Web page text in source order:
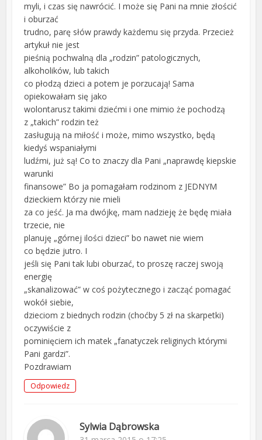
myli, i czas się nawrócić. I może się Pani na mnie złościć
i oburzać
trudno, parę słów prawdy każdemu się przyda. Przecież
artykuł nie jest
pieśnią pochwalną dla „rodzin” patologicznych,
alkoholików, lub takich
co płodzą dzieci a potem je porzucają! Sama
opiekowałam się jako
wolontarusz takimi dziećmi i one mimio że pochodzą
z „takich” rodzin też
zasługują na miłość i może, mimo wszystko, będą
kiedyś wspaniałymi
ludźmi, już są! Co to znaczy dla Pani „naprawdę kiepskie
warunki
finansowe” Bo ja pomagałam rodzinom z JEDNYM
dzieckiem którzy nie mieli
za co jeść. Ja ma dwójkę, mam nadzieję że będę miała
trzecie, nie
planuję „górnej ilości dzieci” bo nawet nie wiem
co będzie jutro. I
jeśli się Pani tak lubi oburzać, to proszę raczej swoją
energię
„skanalizować” w coś pożytecznego i zacząć pomagać
wokół siebie,
dzieciom z biednych rodzin (choćby 5 zł na skarpetki)
oczywiście z
pominięciem ich matek „fanatyczek religinych którymi
Pani gardzi”.
Pozdrawiam
Odpowiedz
Sylwia Dąbrowska